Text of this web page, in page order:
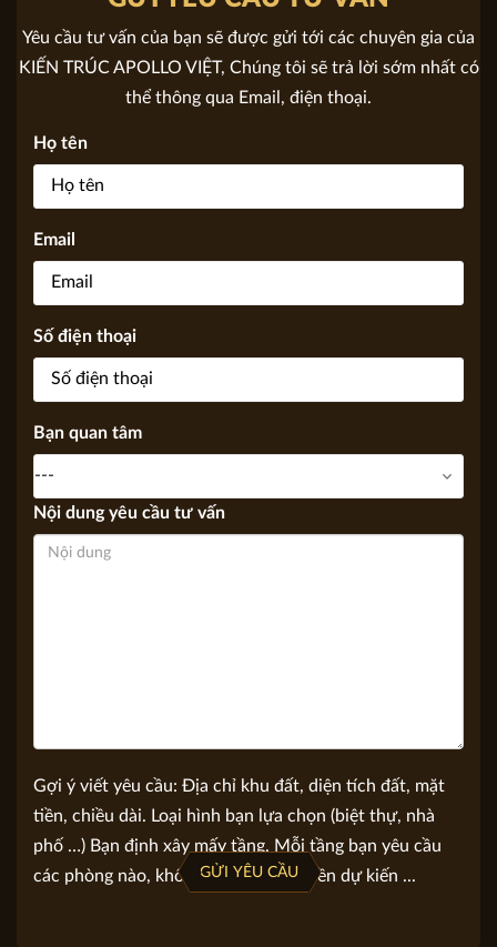
GỬI YÊU CẦU TƯ VẤN
KIẾN TRÚC APOLLO VIỆT, Chúng tôi sẽ trả lời sớm nhất có
Họ tên
Email
Số điện thoại
Bạn quan tâm
Gợi ý viết yêu cầu: Địa chỉ khu đất, diện tích đất, mặt